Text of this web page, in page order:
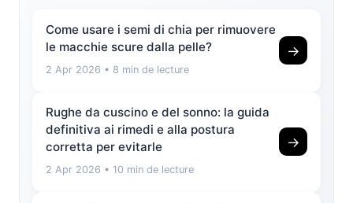
Come usare i semi di chia per rimuovere
le macchie scure dalla pelle?
2 Apr 2026 • 8 min de lecture
→
Rughe da cuscino e del sonno: la guida
definitiva ai rimedi e alla postura
corretta per evitarle
2 Apr 2026 • 10 min de lecture
→